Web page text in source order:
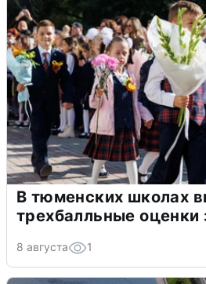
В тюменских школах
трехбалльные оценки
8 августа 1